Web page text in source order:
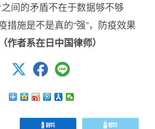
间的矛盾不在于数据够不够
措施是不是真的“强”，防疫效果
（作者系在日中国律师）